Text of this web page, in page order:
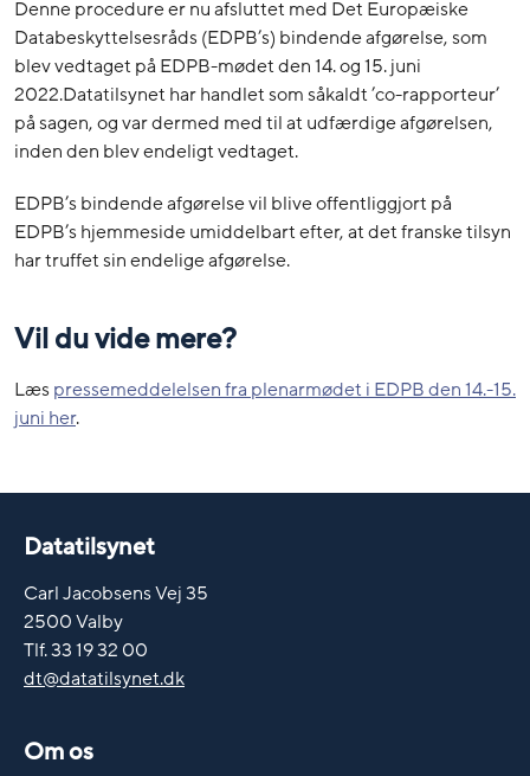
Denne procedure er nu afsluttet med Det Europæiske
Databeskyttelsesråds (EDPB’s) bindende afgørelse, som
blev vedtaget på EDPB-mødet den 14. og 15. juni
2022.Datatilsynet har handlet som såkaldt ’co-rapporteur’
på sagen, og var dermed med til at udfærdige afgørelsen,
inden den blev endeligt vedtaget.
EDPB’s bindende afgørelse vil blive offentliggjort på
EDPB’s hjemmeside umiddelbart efter, at det franske tilsyn
har truffet sin endelige afgørelse.
Vil du vide mere?
Læspressemeddelelsen fra plenarmødet i EDPB den 14.-15.
juni her.
Datatilsynet
Carl Jacobsens Vej 35
2500 Valby
Tlf. 33 19 32 00
dt@datatilsynet.dk
Om os